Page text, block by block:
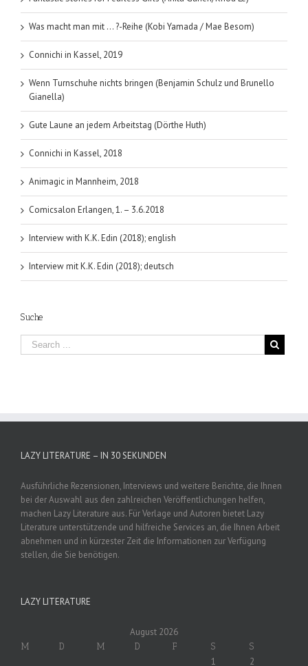
Was macht man mit … ?-Reihe (Kobi Yamada / Mae Besom)
Connichi in Kassel, 2019
Wenn Turnschuhe nichts bringen (Benjamin Schulz und Brunello
Gianella)
Gute Laune an jedem Arbeitstag (Dörthe Huth)
Connichi in Kassel, 2018
Animagic in Mannheim, 2018
Comicsalon Erlangen, 1. – 3.6.2018
Interview with K.K. Edin (2018); english
Interview mit K.K. Edin (2018); deutsch
Suche
LAZY LITERATURE – IN 30 SEKUNDEN
Ausführliche Rezensionen, Interviews und weitere Berichte, die Ihnen
bei der Auswahl aus den zahlreichen Veröffentlichungen helfen,
machen Lazy Literature aus. Für Verlage und Autoren bietet Lazy
Literature unterstützende und hilfreiche Services an, die Ihnen Arbeit
abnehmen und in kürzester Zeit die Informationen zur Verfügung
stellen, die Sie benötigen.
LAZY LITERATURE
August 2026
M D M D F S S
1 2